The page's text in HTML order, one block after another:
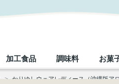
加工食品 調味料 お菓
> かりゆしウェアレディース（沖縄版ア